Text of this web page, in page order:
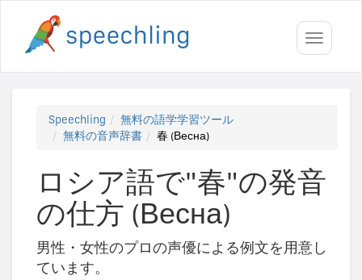
Toggle
Speechling
無料の語学学習ツール
無料の音声辞書
春 (Весна)
ロシア語で"春"の発音
の仕方 (Весна)
男性・女性のプロの声優による例文を用意し
ています。